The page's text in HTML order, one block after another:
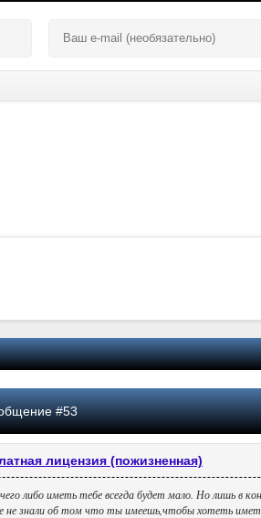
#53
лицензия (пожизненная)
либо иметь тебе всегда будет мало. Но лишь в
не знали об том что ты имеешь,чтобы хотеть